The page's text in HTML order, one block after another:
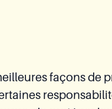
façons de